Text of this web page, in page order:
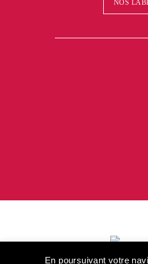
NOS
En poursuivant votre